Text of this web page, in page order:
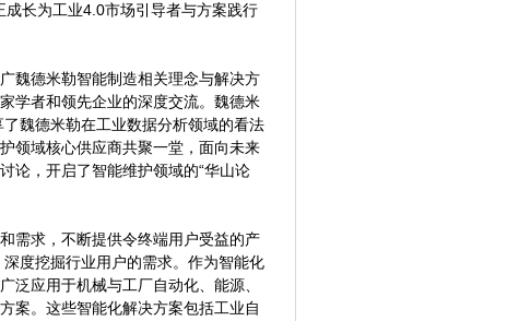
长为工业4.0市场引导者与方案践行
魏德米勒智能制造相关理念与解决方
学者和领先企业的深度交流。魏德米
魏德米勒在工业数据分析领域的看法
领域核心供应商共聚一堂，面向未来
论，开启了智能维护领域的“华山论
需求，不断提供令终端用户受益的产
度挖掘行业用户的需求。作为智能化
泛应用于机械与工厂自动化、能源、
案。这些智能化解决方案包括工业自